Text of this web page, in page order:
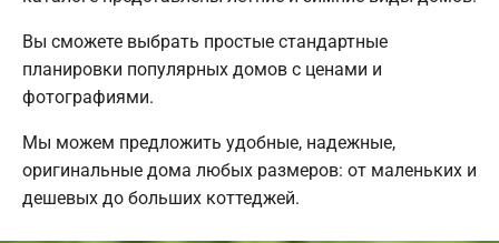
Вы сможете выбрать простые стандартные
планировки популярных домов с ценами и
фотографиями.
Мы можем предложить удобные, надежные,
оригинальные дома любых размеров: от маленьких и
дешевых до больших коттеджей.